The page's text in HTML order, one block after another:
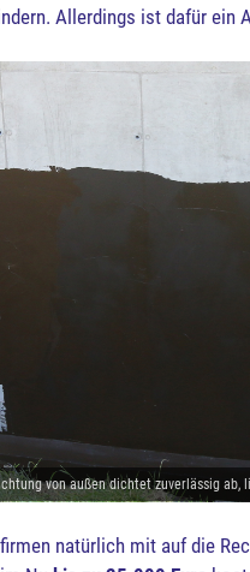
Allerdings ist dafür ein
von außen dichtet zuverlässig
natürlich mit auf die